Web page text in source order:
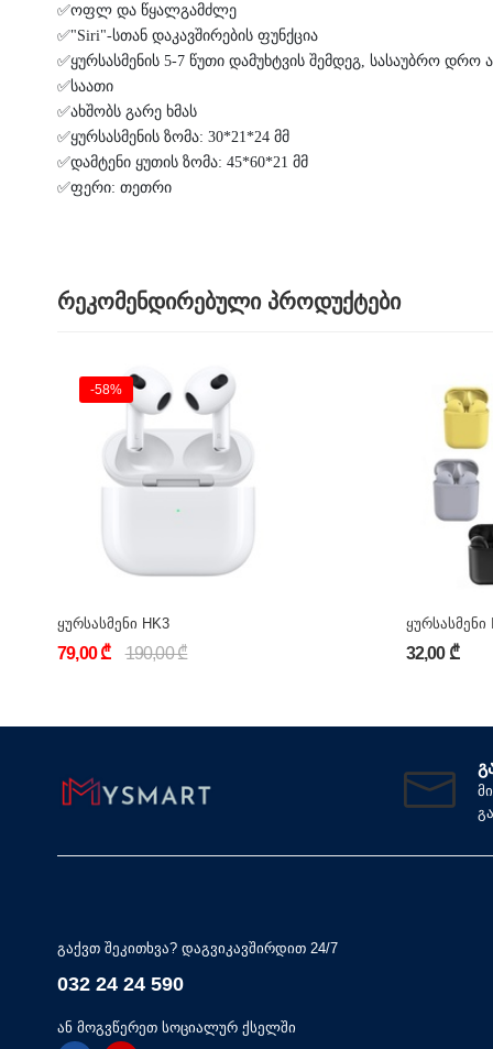
✅ოფლ და წყალგამძლე
✅"Siri"-სთან დაკავშირების ფუნქცია
✅ყურსასმენის 5-7 წუთი დამუხტვის შემდეგ, სასაუბრო დრო
✅საათი
✅ახშობს გარე ხმას
✅ყურსასმენის ზომა: 30*21*24 მმ
✅დამტენი ყუთის ზომა: 45*60*21 მმ
✅ფერი: თეთრი
რეკომენდირებული პროდუქტები
-58%
ყურსასმენი HK3
79,00 ₾ 190,00 ₾
ყურსასმენი
32,00 ₾
გაქვთ შეკითხვა? დაგვიკავშირდით 24/7
032 24 24 590
ან მოგვწერეთ სოციალურ ქსელში